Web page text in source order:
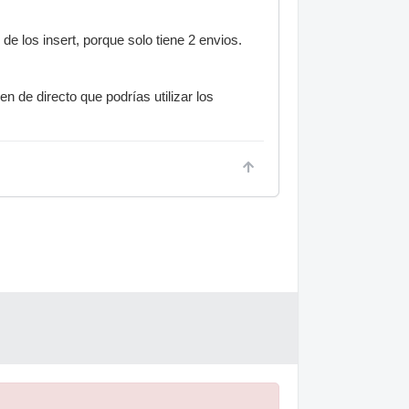
los insert, porque solo tiene 2 envios.
de directo que podrías utilizar los